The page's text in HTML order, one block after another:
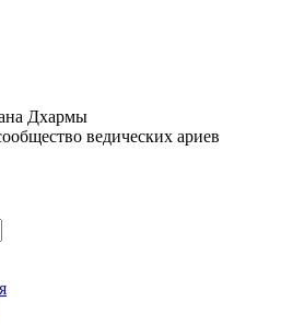
Дхармы
ведических ариев